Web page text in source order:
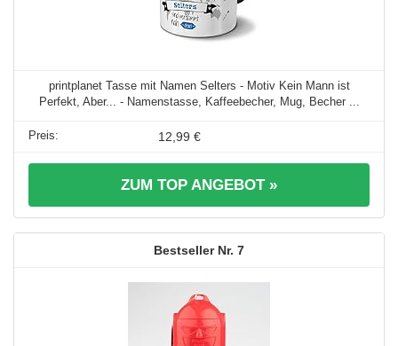
printplanet Tasse mit Namen Selters - Motiv Kein Mann ist
Perfekt, Aber... - Namenstasse, Kaffeebecher, Mug, Becher ...
12,99 €
ZUM TOP ANGEBOT »
7